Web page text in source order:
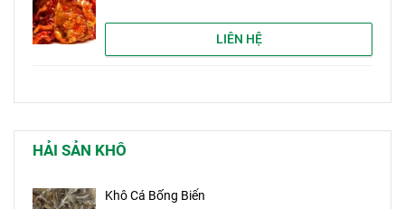
LIÊN HỆ
HẢI SẢN KHÔ
Khô Cá Bống Biển